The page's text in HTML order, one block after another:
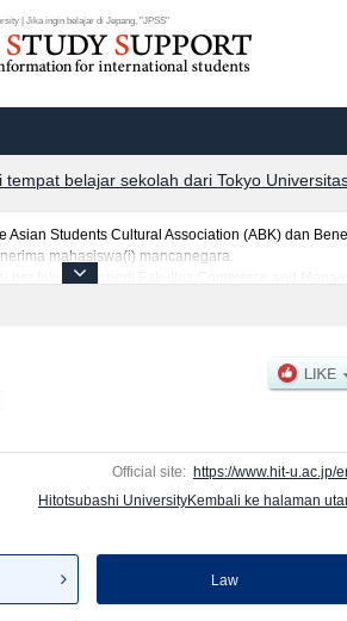
| Jika ingin belajar di Jepang, "JPSS"
tempat belajar sekolah dari Tokyo
Students Cultural Association (ABK) dan
mahasiswa(i) mancanegara.
per fakultas seperti Fakultas Commerce and
Official site: https://www.hit-u.ac.jp/
Hitotsubashi UniversityKembali ke halaman
Law